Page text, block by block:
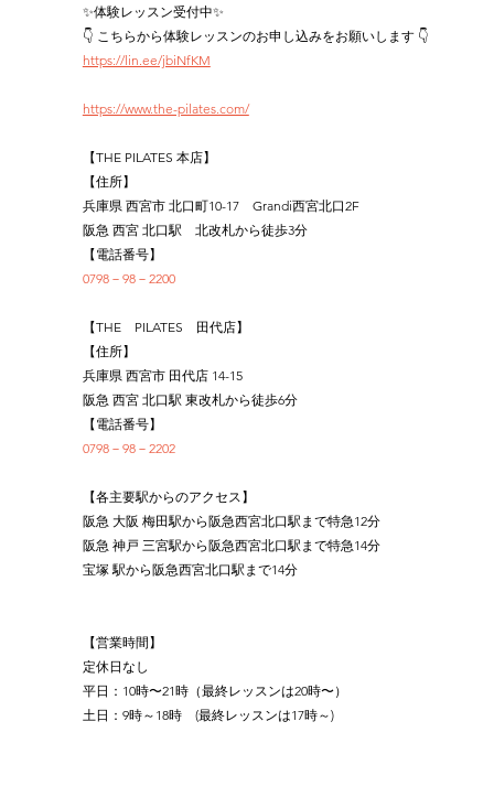
✨体験レッスン受付中✨
👇 こちらから体験レッスンのお申し込みをお願いします 👇
https://lin.ee/jbiNfKM
https://www.the-pilates.com/
【THE PILATES 本店】
【住所】
兵庫県 西宮市 北口町10-17　Grandi西宮北口2F
阪急 西宮 北口駅　北改札から徒歩3分
【電話番号】
0798－98－2200
【THE　PILATES　田代店】
【住所】
兵庫県 西宮市 田代店 14-15
阪急 西宮 北口駅 東改札から徒歩6分
【電話番号】
0798－98－2202
【各主要駅からのアクセス】
阪急 大阪 梅田駅から阪急西宮北口駅まで特急12分
阪急 神戸 三宮駅から阪急西宮北口駅まで特急14分
宝塚 駅から阪急西宮北口駅まで14分
【営業時間】
定休日なし
平日：10時〜21時（最終レッスンは20時〜）
土日：9時～18時　(最終レッスンは17時～)